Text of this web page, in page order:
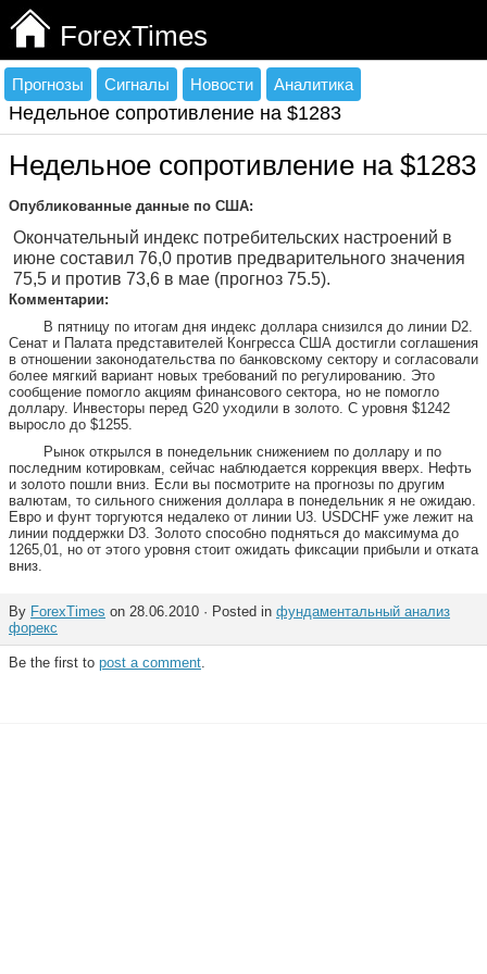
ForexTimes
Прогнозы Сигналы Новости Аналитика
Недельное сопротивление на $1283
Недельное сопротивление на $1283
Опубликованные данные по США:
Окончательный индекс потребительских настроений в
июне составил 76,0 против предварительного значения
75,5 и против 73,6 в мае (прогноз 75.5).
Комментарии:
В пятницу по итогам дня индекс доллара снизился до линии D2.
Сенат и Палата представителей Конгресса США достигли соглашения
в отношении законодательства по банковскому сектору и согласовали
более мягкий вариант новых требований по регулированию. Это
сообщение помогло акциям финансового сектора, но не помогло
доллару. Инвесторы перед G20 уходили в золото. С уровня $1242
выросло до $1255.
Рынок открылся в понедельник снижением по доллару и по
последним котировкам, сейчас наблюдается коррекция вверх. Нефть
и золото пошли вниз. Если вы посмотрите на прогнозы по другим
валютам, то сильного снижения доллара в понедельник я не ожидаю.
Евро и фунт торгуются недалеко от линии U3. USDCHF уже лежит на
линии поддержки D3. Золото способно подняться до максимума до
1265,01, но от этого уровня стоит ожидать фиксации прибыли и отката
вниз.
By ForexTimes on 28.06.2010 · Posted in фундаментальный анализ
форекс
Be the first to post a comment.